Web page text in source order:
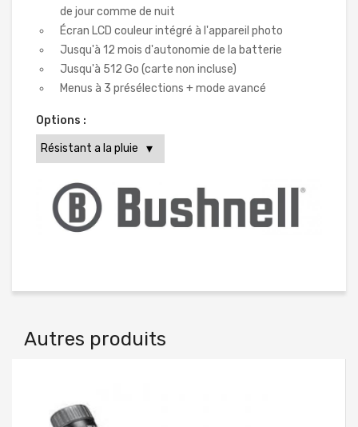
de jour comme de nuit
Écran LCD couleur intégré à l'appareil photo
Jusqu'à 12 mois d'autonomie de la batterie
Jusqu'à 512 Go (carte non incluse)
Menus à 3 présélections + mode avancé
Options :
Autres produits